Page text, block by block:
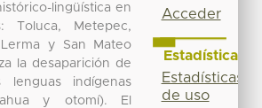
lingüística en
Toluca, Metepec,
y San Mateo
la desaparición de
lenguas indígenas
y otomí). El
Acceder
Estadísticas
Estadísticas
de uso